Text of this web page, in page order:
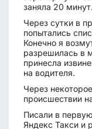
заняла 20 минут.
Через сутки в
попытались
Конечно я
разрешилась в
принесла
на водителя.
Через
происшествии
Писали в
Яндекс Такси и